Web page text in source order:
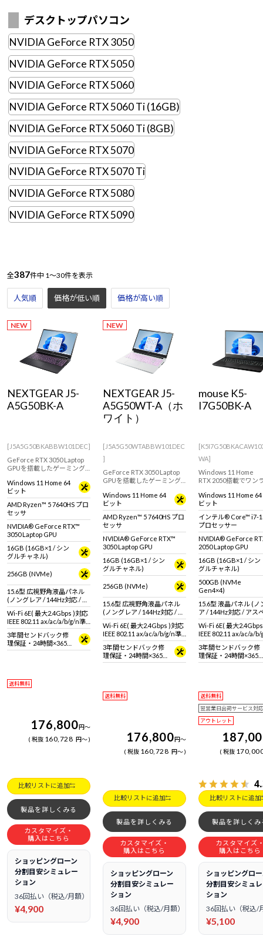
デスクトップパソコン
NVIDIA GeForce RTX 3050
NVIDIA GeForce RTX 5050
NVIDIA GeForce RTX 5060
NVIDIA GeForce RTX 5060 Ti (16GB)
NVIDIA GeForce RTX 5060 Ti (8GB)
NVIDIA GeForce RTX 5070
NVIDIA GeForce RTX 5070 Ti
NVIDIA GeForce RTX 5080
NVIDIA GeForce RTX 5090
全387件中 1～30件を表示
人気順 価格が低い順 価格が高い順
NEW
NEXTGEAR J5-
A5G50BK-A
[J5A5G50BKABBW101DEC]
GeForce RTX 3050 Laptop
GPUを搭載したゲーミング
してみたい方におすすめな
モデル
Windows 11 Home 64
ビット
AMD Ryzen™ 5 7640HS プロ
セッサ
NVIDIA® GeForce RTX™
3050 Laptop GPU
16GB (16GB×1 / シン
グルチャネル)
256GB (NVMe)
15.6型 広視野角液晶パネル
(ノングレア / 144Hz対応 / ア
スペクト比16:9)
Wi-Fi 6E( 最大2.4Gbps )対応
IEEE 802.11 ax/ac/a/b/g/n準
拠 ＋ Bluetooth 5内蔵
3年間センドバック修
理保証・24時間×365
日電話サポート
送料無料
176,800円～
税抜 160,728 円～
比較リストに追加
製品を詳しくみる
カスタマイズ・
購入はこちら
ショッピングローン
分割目安シミュレー
ション
36回払い（税込/月額）
¥4,900
NEW
NEXTGEAR J5-
A5G50WT-A（ホ
ワイト）
[J5A5G50WTABBW101DEC
]
GeForce RTX 3050 Laptop
GPUを搭載したゲーミング
してみたい方におすすめな
ホワイトカラーモデル
Windows 11 Home 64
ビット
AMD Ryzen™ 5 7640HS プロ
セッサ
NVIDIA® GeForce RTX™
3050 Laptop GPU
16GB (16GB×1 / シン
グルチャネル)
256GB (NVMe)
15.6型 広視野角液晶パネル
(ノングレア / 144Hz対応 / ア
スペクト比16:9)
Wi-Fi 6E( 最大2.4Gbps )対応
IEEE 802.11 ax/ac/a/b/g/n準
拠 ＋ Bluetooth 5内蔵
3年間センドバック修
理保証・24時間×365
日電話サポート
送料無料
176,800円～
税抜 160,728 円～
比較リストに追加
製品を詳しくみる
カスタマイズ・
購入はこちら
ショッピングローン
分割目安シミュレー
ション
36回払い（税込/月額）
¥4,900
mouse K5-
I7G50BK-A
WA]
Windows 11 Home
RTX 2050搭載でワン
対応液晶パネル採用
動画編集やライトゲ
もおすすめ！
Windows 11 Home 64
ビット
インテル® Core™ i7-
プロセッサー
NVIDIA® GeForce
2050 Laptop GPU
16GB (16GB×1 / シン
グルチャネル)
500GB (NVMe
Gen4×4)
15.6型 液晶パネル (ノ
ア / 144Hz対応 / アス
比16:9)
Wi-Fi 6E( 最大
IEEE 802.11 ax/ac/a/
拠 ＋ Bluetooth 5内蔵
3年間センドバック修
理保証・24時間×365
日電話サポート
送料無料
翌営業日出荷サービス対応
アウトレット
税抜
比較リストに追加
製品を詳しくみ
カスタマイズ
購入はこちら
ショッピングロ
分割目安シミュ
ション
36回払い（税込/
¥5,100